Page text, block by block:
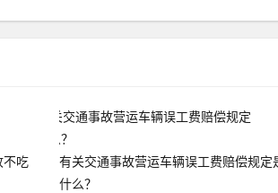
不吃
有关交通事故营运车辆误工费赔偿规定
什么？